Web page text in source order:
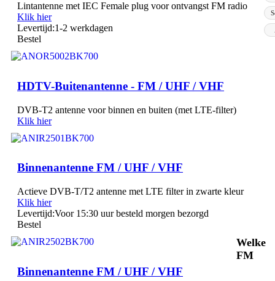
Lintantenne met IEC Female plug voor ontvangst FM radio
Klik hier
Levertijd:1-2 werkdagen
Bestel
HDTV-Buitenantenne - FM / UHF / VHF
DVB-T2 antenne voor binnen en buiten (met LTE-filter)
Klik hier
Binnenantenne FM / UHF / VHF
Actieve DVB-T/T2 antenne met LTE filter in zwarte kleur
Klik hier
Levertijd:Voor 15:30 uur besteld morgen bezorgd
Bestel
Binnenantenne FM / UHF / VHF
Welke
FM